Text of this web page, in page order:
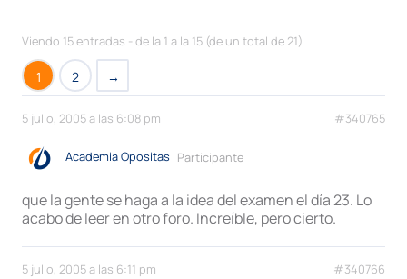
Viendo 15 entradas - de la 1 a la 15 (de un total de 21)
1 2 →
5 julio, 2005 a las 6:08 pm #340765
Academia Opositas Participante
que la gente se haga a la idea del examen el día 23. Lo
acabo de leer en otro foro. Increíble, pero cierto.
5 julio, 2005 a las 6:11 pm #340766